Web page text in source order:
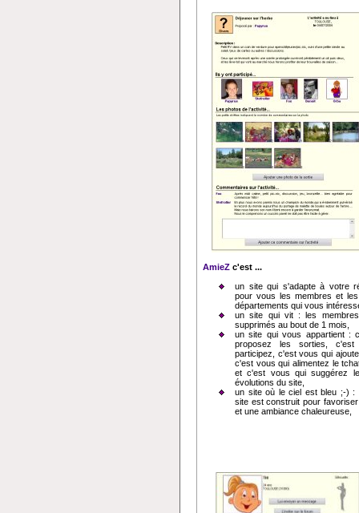
AmieZ c'est ...
un site qui s'adapte à votre
pour vous les membres et
départements qui vous
un site qui vit : les
supprimés au bout de 1 mois,
un site qui vous appartient :
proposez les sorties,
participez, c'est vous qui
c'est vous qui alimentez le
et c'est vous qui suggérez
évolutions du site,
un site où le ciel est bleu ;-) :
site est construit pour
et une ambiance chaleureuse,